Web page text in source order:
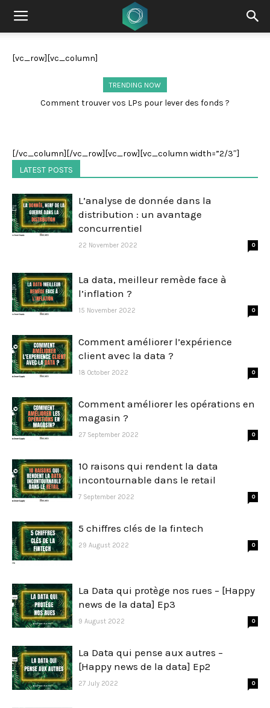
[vc_row][vc_column]
TRENDING NOW
Comment trouver vos LPs pour lever des fonds ?
[/vc_column][/vc_row][vc_row][vc_column width=”2/3″]
LATEST POSTS
L’analyse de donnée dans la
distribution : un avantage
concurrentiel
22 November 2022 0
La data, meilleur remède face à
l’inflation ?
15 November 2022 0
Comment améliorer l’expérience
client avec la data ?
18 October 2022 0
Comment améliorer les opérations en
magasin ?
27 September 2022 0
10 raisons qui rendent la data
incontournable dans le retail
7 September 2022 0
5 chiffres clés de la fintech
29 August 2022 0
La Data qui protège nos rues – [Happy
news de la data] Ep3
9 August 2022 0
La Data qui pense aux autres –
[Happy news de la data] Ep2
27 July 2022 0